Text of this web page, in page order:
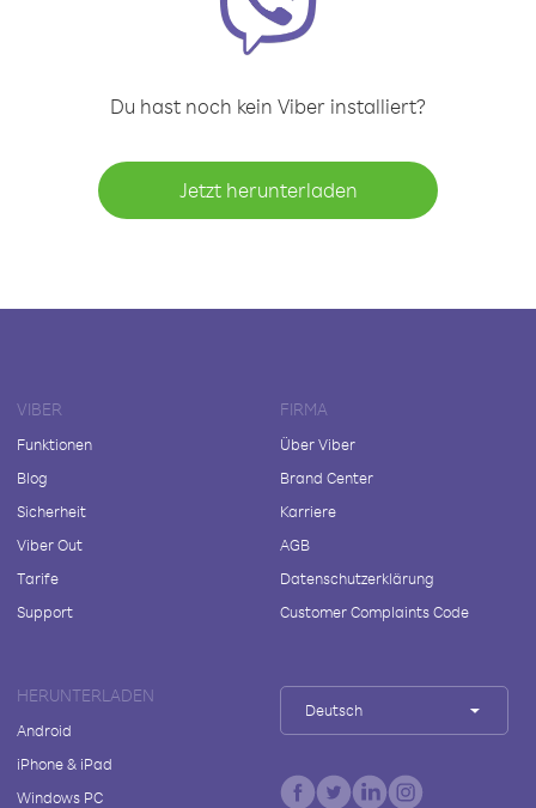
Du hast noch kein Viber installiert?
Jetzt herunterladen
VIBER
Funktionen
Blog
Sicherheit
Viber Out
Tarife
Support
FIRMA
Über Viber
Brand Center
Karriere
AGB
Datenschutzerklärung
Customer Complaints Code
HERUNTERLADEN
Android
iPhone & iPad
Windows PC
Deutsch